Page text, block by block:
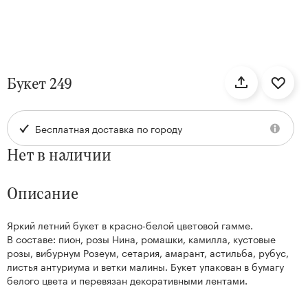
Kenzan
Collection
Букет 249
Бесплатная доставка по городу
Нет в наличии
Описание
Яркий летний букет в красно-белой цветовой гамме.
В составе: пион, розы Нина, ромашки, камилла, кустовые
розы, вибурнум Розеум, сетария, амарант, астильба, рубус,
листья антуриума и ветки малины. Букет упакован в бумагу
белого цвета и перевязан декоративными лентами.